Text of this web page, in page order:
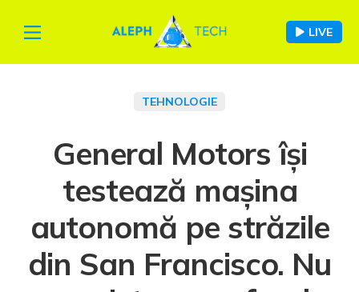
LIVE
TEHNOLOGIE
General Motors își
testează mașina
autonomă pe străzile
din San Francisco. Nu